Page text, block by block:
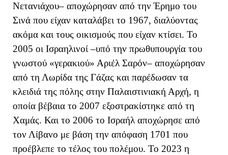
Νετανιάχου– αποχώρησαν από την Έρημο του
Σινά που είχαν καταλάβει το 1967, διαλύοντας
ακόμα και τους οικισμούς που είχαν κτίσει. Το
2005 οι Ισραηλινοί –υπό την πρωθυπουργία του
γνωστού «γερακιού» Αριέλ Σαρόν– αποχώρησαν
από τη Λωρίδα της Γάζας και παρέδωσαν τα
κλειδιά της πόλης στην Παλαιστινιακή Αρχή, η
οποία βέβαια το 2007 εξοστρακίστηκε από τη
Χαμάς. Και το 2006 το Ισραήλ αποχώρησε από
τον Λίβανο με βάση την απόφαση 1701 που
προέβλεπε το τέλος του πολέμου. Το 2023 η